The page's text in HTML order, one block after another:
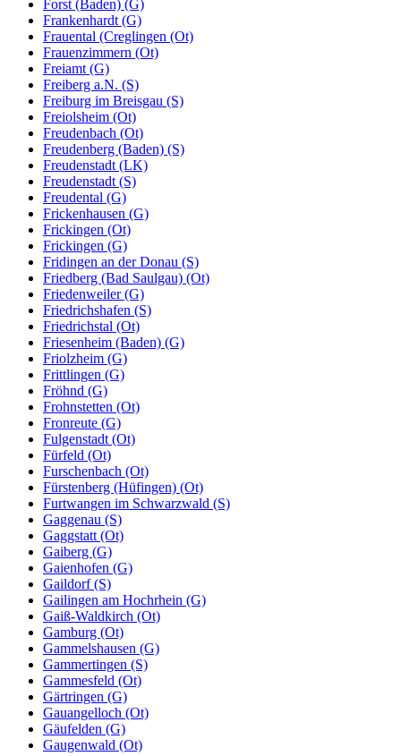
Forst (Baden) (G)
Frankenhardt (G)
Frauental (Creglingen (Ot)
Frauenzimmern (Ot)
Freiamt (G)
Freiberg a.N. (S)
Freiburg im Breisgau (S)
Freiolsheim (Ot)
Freudenbach (Ot)
Freudenberg (Baden) (S)
Freudenstadt (LK)
Freudenstadt (S)
Freudental (G)
Frickenhausen (G)
Frickingen (Ot)
Frickingen (G)
Fridingen an der Donau (S)
Friedberg (Bad Saulgau) (Ot)
Friedenweiler (G)
Friedrichshafen (S)
Friedrichstal (Ot)
Friesenheim (Baden) (G)
Friolzheim (G)
Frittlingen (G)
Fröhnd (G)
Frohnstetten (Ot)
Fronreute (G)
Fulgenstadt (Ot)
Fürfeld (Ot)
Furschenbach (Ot)
Fürstenberg (Hüfingen) (Ot)
Furtwangen im Schwarzwald (S)
Gaggenau (S)
Gaggstatt (Ot)
Gaiberg (G)
Gaienhofen (G)
Gaildorf (S)
Gailingen am Hochrhein (G)
Gaiß-Waldkirch (Ot)
Gamburg (Ot)
Gammelshausen (G)
Gammertingen (S)
Gammesfeld (Ot)
Gärtringen (G)
Gauangelloch (Ot)
Gäufelden (G)
Gaugenwald (Ot)